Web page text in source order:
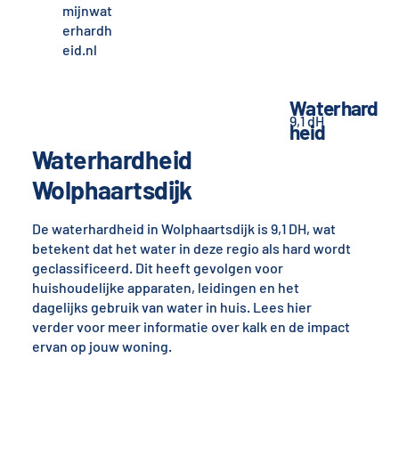
mijnwat
erhardh
eid.nl
Waterhardheid
Wolphaartsdijk
De waterhardheid in Wolphaartsdijk is 9,1 DH, wat
betekent dat het water in deze regio als hard wordt
geclassificeerd. Dit heeft gevolgen voor
huishoudelijke apparaten, leidingen en het
dagelijks gebruik van water in huis. Lees hier
verder voor meer informatie over kalk en de impact
ervan op jouw woning.
Waterhard
heid
9,1 dH